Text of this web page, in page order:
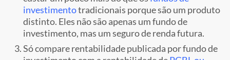
investimentotradicionais porque são um produto
distinto. Eles não são apenas um fundo de
investimento, mas um seguro de renda futura.
Só compare rentabilidade publicada por fundo de